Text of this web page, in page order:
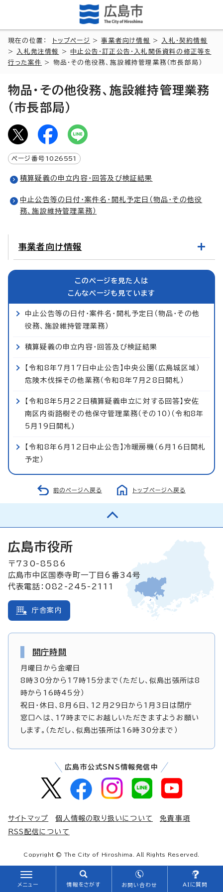
現在の位置： トップページ >事業者向け情報 >
入札・契約情報
>
入札発注情報 > 中止公告・訂正公告・入札関係資料の修正等を
行った案件
> 物品・その他役務、施設維持管理業務（市長部局）
物品・その他役務、施設維持管理業務
（市長部局）
ページ番号 1026551
積算疑義の申立内容・回答及び検証結果
中止公告等の日付・案件名・開札予定日（物品・その他役
務、施設維持管理業務）
事業者向け情報
このページを見た人は
こんなページも見ています
中止公告等の日付・案件名・開札予定日（物品・その他
役務、施設維持管理業務）
積算疑義の申立内容・回答及び検証結果
【令和8年7月17日中止公告】中央公園（広島城区域）
危険木伐採その他業務（令和8年7月28日開札）
【令和8年5月22日積算疑義申立に対する回答】安佐
南区内街路樹その他保守管理業務（その10）（令和8年
5月19日開札)
【令和8年6月12日中止公告】冷暖房機（6月16日開札
予定）
前のページへ戻る トップページへ戻る
メニュー 情報をさがす お問い合わせ AIに質問
広島市役所
〒730-8586
広島市中区国泰寺町一丁目6番34号
代表電話：082-245-2111
庁舎案内
開庁時間
月曜日から金曜日
8時30分から17時15分まで（ただし、似島出張所は8
時から16時45分）
祝日・休日、8月6日、12月29日から1月3日は閉庁
窓口へは、17時までにお越しいただきますようお願い
します。（ただし、似島出張所は16時30分まで）
広島市公式SNS情報発信中
サイトマップ 個人情報の取り扱いについて
免責事項
RSS配信について
Copyright © The City of Hiroshima. All Rights Reserved.